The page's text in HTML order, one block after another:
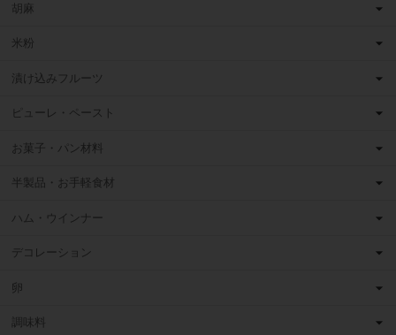
胡麻
米粉
漬け込みフルーツ
ピューレ・ペースト
お菓子・パン材料
半製品・お手軽食材
ハム・ウインナー
デコレーション
卵
調味料